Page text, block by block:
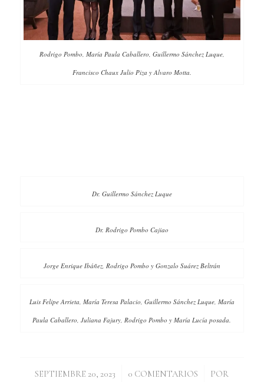
Rodrigo Pombo, María Paula Caballero, Guillermo Sánchez Luque,
Francisco Chaux Julio Piza y Alvaro Motta.
Dr. Guillermo Sánchez Luque
Dr. Rodrigo Pombo Cajiao
Jorge Enrique Ibáñez, Rodrigo Pombo y Gonzalo Suárez Beltrán
Luis Felipe Arrieta, María Teresa Palacio, Guillermo Sánchez Luque, María
Paula Caballero, Juliana Fajury, Rodrigo Pombo y María Lucía posada.
SEPTIEMBRE 20, 2023
/ 0 COMENTARIOS
/
POR